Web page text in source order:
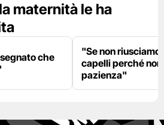
maternità le ha
che
"Se non riusciamo
capelli perché
pazienza"